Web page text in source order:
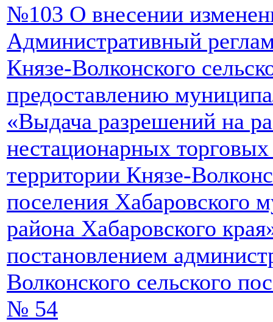
№103 О внесении
Административный
Князе-Волконского
предоставлению
«Выдача разрешений на
нестационарных торговых
территории Князе-
поселения Хабаровского
района Хабаровского
постановлением
Волконского сельского
№ 54